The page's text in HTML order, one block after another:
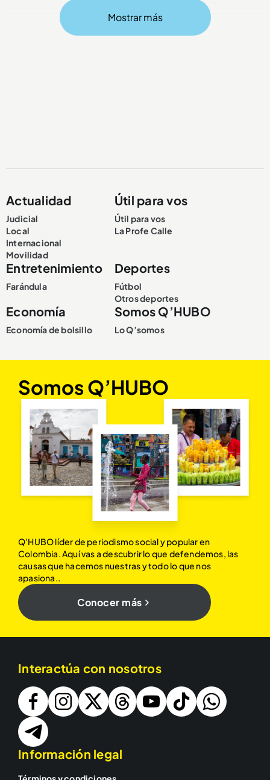
Mostrar más
Actualidad
Judicial
Local
Internacional
Movilidad
Útil para vos
Útil para vos
La Profe Calle
Entretenimiento
Farándula
Deportes
Fútbol
Otros deportes
Economía
Economía de bolsillo
Somos Q’HUBO
Lo Q’somos
Somos Q’HUBO
Q’HUBO líder de periodismo social y popular en
Colombia. Aquí vas a descubrir lo que defendemos, las
causas que hacemos nuestras y todo lo que nos
apasiona..
Conocer más
Interactúa con nosotros
Información legal